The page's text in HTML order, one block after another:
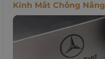
Kính Mắt Chống Nắng